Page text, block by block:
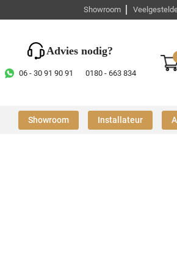
Showroom
Advies nodig?
06 - 30 91 90 91 0180 - 663 834
Showroom Installateur